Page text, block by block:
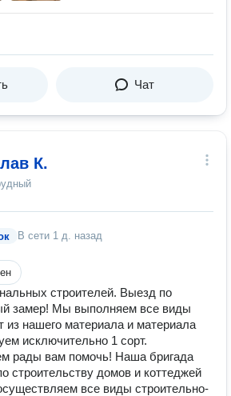
Чат
К.
В сети 1 д. назад
строителей. Выезд по
замер! Мы выполняем все виды
из нашего материала и материала
исключительно 1 сорт.
рады вам помочь! Наша бригада
строительству домов и коттеджей
все виды строительно-